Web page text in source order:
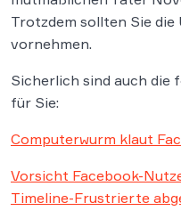
Trotzdem sollten Sie
vornehmen.
Sicherlich sind auch die
für Sie:
Computerwurm klaut
Vorsicht Facebook-
Timeline-Frustrierte